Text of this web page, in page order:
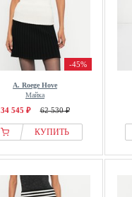
-45%
A. Roege Hove
Майка
34 545 ₽ 62 530 ₽
КУПИТЬ